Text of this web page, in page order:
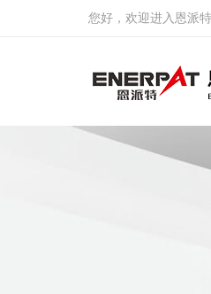
您好，欢迎进入恩派